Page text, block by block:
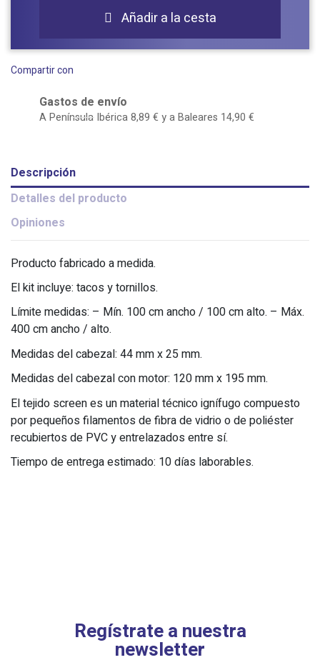
 Añadir a la cesta
Compartir con
Gastos de envío
A Península Ibérica 8,89 € y a Baleares 14,90 €
Descripción
Detalles del producto
Opiniones
Producto fabricado a medida.
El kit incluye: tacos y tornillos.
Límite medidas: – Mín. 100 cm ancho / 100 cm alto. – Máx.
400 cm ancho / alto.
Medidas del cabezal: 44 mm x 25 mm.
Medidas del cabezal con motor: 120 mm x 195 mm.
El tejido screen es un material técnico ignífugo compuesto
por pequeños filamentos de fibra de vidrio o de poliéster
recubiertos de PVC y entrelazados entre sí.
Tiempo de entrega estimado: 10 días laborables.
Regístrate a nuestra
newsletter